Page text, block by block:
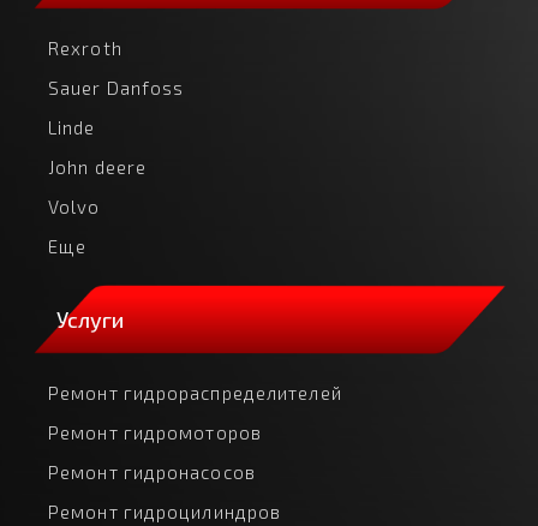
Rexroth
Sauer Danfoss
Linde
John deere
Volvo
Еще
Услуги
Ремонт гидрораспределителей
Ремонт гидромоторов
Ремонт гидронасосов
Ремонт гидроцилиндров